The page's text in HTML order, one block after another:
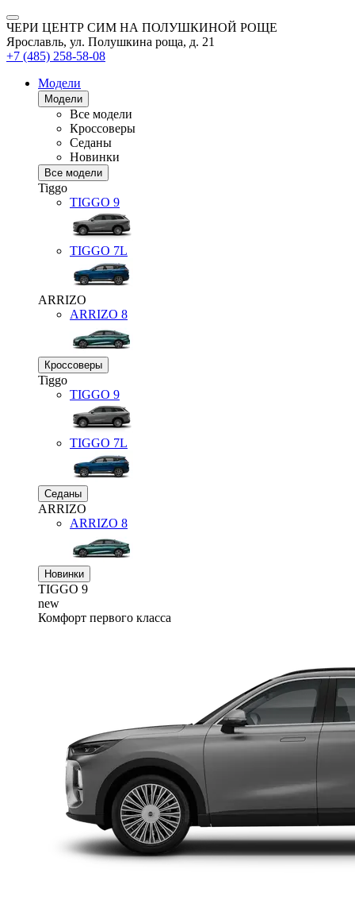
ЧЕРИ ЦЕНТР СИМ НА ПОЛУШКИНОЙ РОЩЕ
Ярославль, ул. Полушкина роща, д. 21
+7 (485) 258-58-08
Модели
Модели
Все модели
Кроссоверы
Седаны
Новинки
Все модели
Tiggo
TIGGO 9
TIGGO 7L
ARRIZO
ARRIZO 8
Кроссоверы
Tiggo
TIGGO 9
TIGGO 7L
Седаны
ARRIZO
ARRIZO 8
Новинки
TIGGO 9
new
Комфорт первого класса